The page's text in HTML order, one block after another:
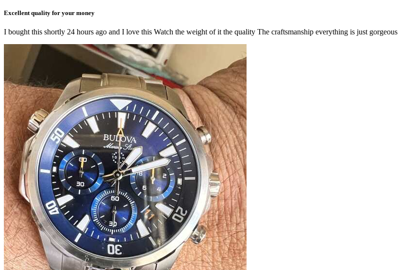
Excellent quality for your money
I bought this shortly 24 hours ago and I love this Watch the weight of it the quality The craftsmanship everything is just gorgeous